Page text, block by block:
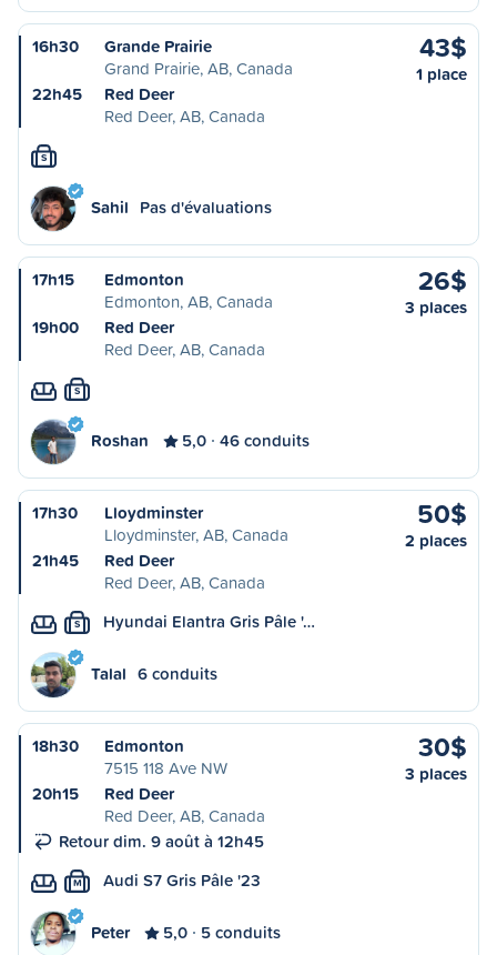
16h30
Grande Prairie
Grand Prairie, AB, Canada
22h45
Red Deer
Red Deer, AB, Canada
43$
1 place
S
Sahil Pas d'évaluations
17h15
Edmonton
Edmonton, AB, Canada
19h00
Red Deer
Red Deer, AB, Canada
26$
3 places
S
Roshan 5,0 46 conduits
17h30
Lloydminster
Lloydminster, AB, Canada
21h45
Red Deer
Red Deer, AB, Canada
50$
2 places
S Hyundai Elantra Gris Pâle '…
Talal 6 conduits
18h30
Edmonton
7515 118 Ave NW
20h15
Red Deer
Red Deer, AB, Canada
Retour dim. 9 août à 12h45
30$
3 places
M Audi S7 Gris Pâle '23
Peter 5,0 5 conduits